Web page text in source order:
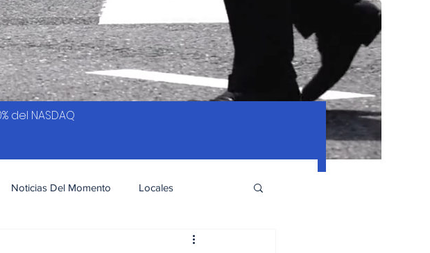
NASDAQ
Noticias Del Momento Locales